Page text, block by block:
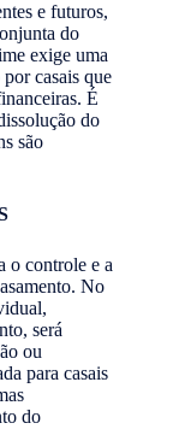
e futuros,
do
exige uma
casais que
É
do
são
o controle e a
No
será
ou
para casais
do